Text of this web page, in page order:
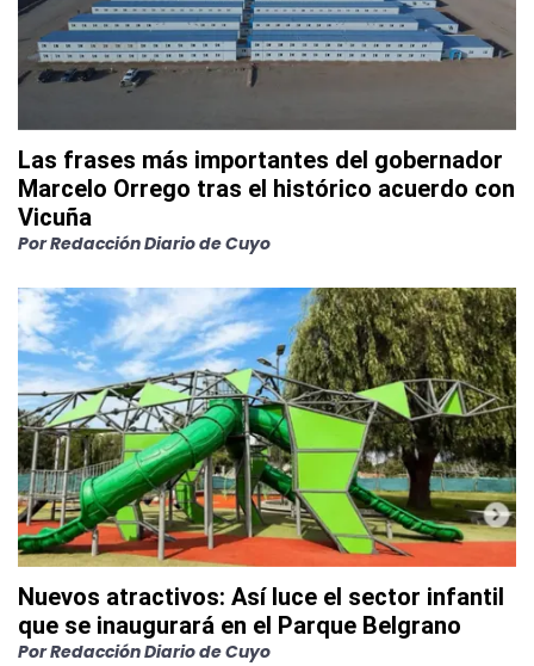
Las frases más importantes del gobernador
Marcelo Orrego tras el histórico acuerdo con
Vicuña
PorRedacción Diario de Cuyo
Nuevos atractivos: Así luce el sector infantil
que se inaugurará en el Parque Belgrano
PorRedacción Diario de Cuyo